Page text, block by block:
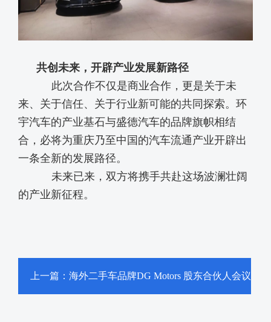
共创未来，开辟产业发展新路径
此次合作不仅是商业合作，更是关于未
来、关于信任、关于行业新可能的共同探索。环
宇汽车的产业基石与盛德汽车的品牌旗帜相结
合，必将为重庆乃至中国的汽车流通产业开辟出
一条全新的发展路径。
未来已来，双方将携手共赴这场波澜壮阔
的产业新征程。
上一篇：海外二手车品牌DG Motors 股东合伙人会议